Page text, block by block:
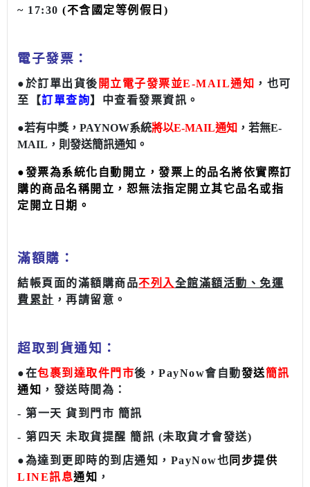
~ 17:30 (不含國定等例假日)
電子發票 ：
●於訂單出貨後 開立電子發票並E-MAIL通知 ，也可
至
【訂單查詢】 中查看發票資訊。
●若有中獎， PAYNOW系統將以E-MAIL通知 ，若無E-
MAIL，則發送簡訊通知 。
●發票為系統化自動開立，發票上的品名將依實際訂
購的商品名稱開立，恕無法指定開立其它品名或指
定開立日期。
滿額購：
結帳頁面的滿額購商品不列入全館滿額活動、免運
費累計 ，再請留意。
超取到貨通知：
●在包裹到達取件門市後， PayNow會自動發送簡訊
通知 ， 發送時間為：
- 第一天 貨到門市 簡訊
- 第四天 未取貨提醒 簡訊 (未取貨才會發送)
●為達到更即時的到店通知，PayNow也 同步提供
LINE訊息通知 ，